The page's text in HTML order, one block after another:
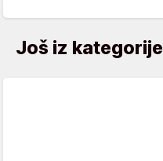
Još iz kategorije